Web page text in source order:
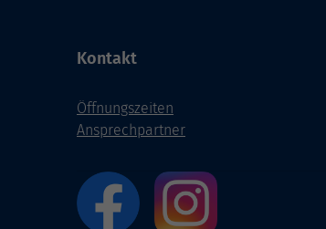
Kontakt
Öffnungszeiten
Ansprechpartner